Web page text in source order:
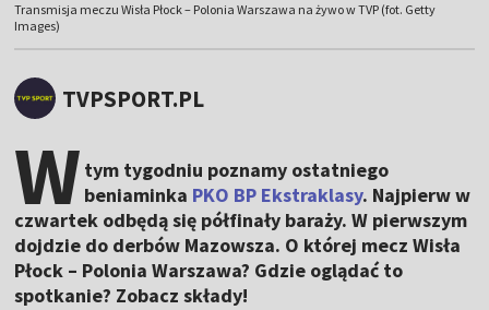
Transmisja meczu Wisła Płock – Polonia Warszawa na żywo w TVP (fot. Getty
Images)
TVPSPORT.PL
W tym tygodniu poznamy ostatniego
beniaminka PKO BP Ekstraklasy. Najpierw w
czwartek odbędą się półfinały baraży. W pierwszym
dojdzie do derbów Mazowsza. O której mecz Wisła
Płock – Polonia Warszawa? Gdzie oglądać to
spotkanie? Zobacz składy!